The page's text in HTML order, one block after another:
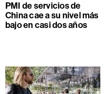
PMI de servicios de
China cae a su nivel más
bajo en casi dos años